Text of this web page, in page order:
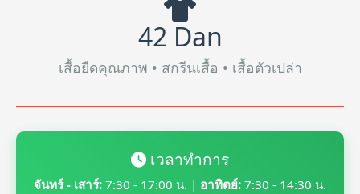
42 Dan
เสื้อยืดคุณภาพ • สกรีนเสื้อ • เสื้อตัวเปล่า
เวลาทำการ
จันทร์ - เสาร์: 7:30 - 17:00 น. | อาทิตย์: 7:30 - 14:30 น.